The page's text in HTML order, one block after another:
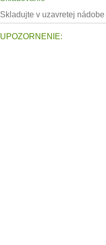
Skladujte v uzavretej
UPOZORNENIE: